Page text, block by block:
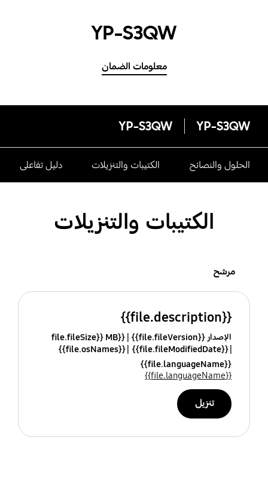
YP-S3QW
معلومات الضمان
YP-S3QW
YP-S3QW
الحلول والنصائح الكتيبات والتنزيلات دليل تفاعلى
الكتيبات والتنزيلات
مرشح
{{file.description}}
الإصدار {{file.fileVersion}}
{{file.fileSize}} MB
{{file.fileModifiedDate}}
{{file.osNames}}
{{file.languageName}}
{{file.languageName}}
تنزيل